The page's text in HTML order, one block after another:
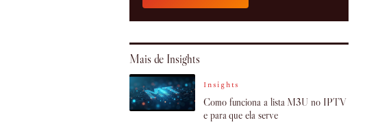
Mais de Insights
Insights
Como funciona a lista M3U no IPTV
e para que ela serve